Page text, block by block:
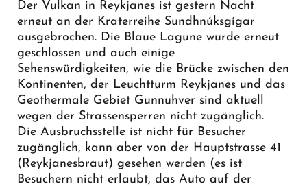
Der Vulkan in Reykjanes ist gestern Nacht
erneut an der Kraterreihe Sundhnúksgígar
ausgebrochen. Die Blaue Lagune wurde erneut
geschlossen und auch einige
Sehenswürdigkeiten, wie die Brücke zwischen den
Kontinenten, der Leuchtturm Reykjanes und das
Geothermale Gebiet Gunnuhver sind aktuell
wegen der Strassensperren nicht zugänglich.
Die Ausbruchsstelle ist nicht für Besucher
zugänglich, kann aber von der Hauptstrasse 41
(Reykjanesbraut) gesehen werden (es ist
Besuchern nicht erlaubt, das Auto auf der